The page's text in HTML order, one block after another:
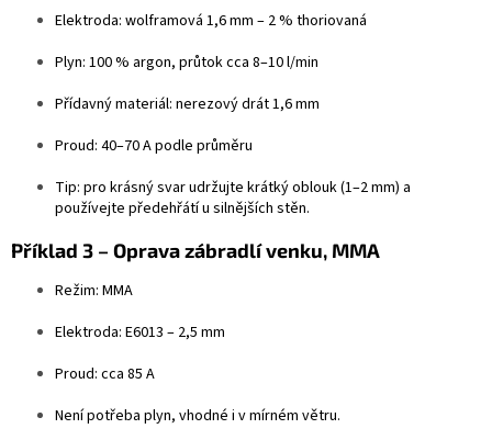
Elektroda: wolframová 1,6 mm – 2 % thoriovaná
Plyn: 100 % argon, průtok cca 8–10 l/min
Přídavný materiál: nerezový drát 1,6 mm
Proud: 40–70 A podle průměru
Tip: pro krásný svar udržujte krátký oblouk (1–2 mm) a
používejte předehřátí u silnějších stěn.
Příklad 3 – Oprava zábradlí venku, MMA
Režim: MMA
Elektroda: E6013 – 2,5 mm
Proud: cca 85 A
Není potřeba plyn, vhodné i v mírném větru.